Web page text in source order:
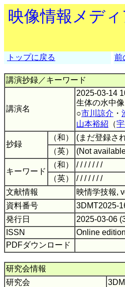
映像情報メデ
トップに戻る 前
講演抄録／キーワード
講演名
2025-03-14
生体の水中
○市川諒介 ・
山本裕紹 （
抄録
（和）
(まだ登録さ
（英）
(Not
キーワード
（和）
/ / / / / / /
（英）
/ / / / / / /
文献情報
映情学技報,
資料番号
3DMT2025-
発行日
2025-03-06
ISSN
Online
PDFダウンロード
研究会情報
研究会